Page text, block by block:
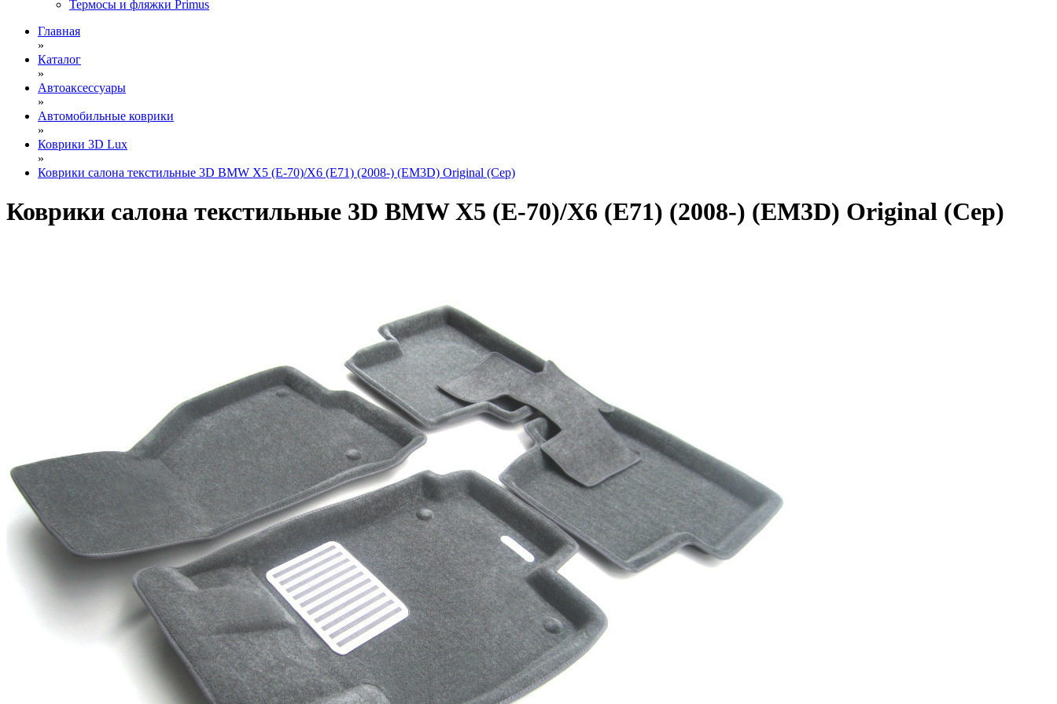
Термосы и фляжки Primus
Главная
»
Каталог
»
Автоаксессуары
»
Автомобильные коврики
»
Коврики 3D Lux
»
Коврики салона текстильные 3D BMW X5 (E-70)/X6 (E71) (2008-) (EM3D) Original (Cер)
Коврики салона текстильные 3D BMW X5 (E-70)/X6 (E71) (2008-) (EM3D) Original (Cер)